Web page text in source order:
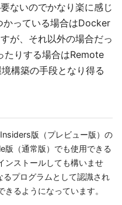
ないのでかなり楽に感じ
っている場合はDocker
が、それ以外の場合だっ
たりする場合はRemote
構築の手段となり得る
版（プレビュー版）の
（通常版）でも使用できる
ンストールしても構いませ
プログラムとして認識され
るようになっています。